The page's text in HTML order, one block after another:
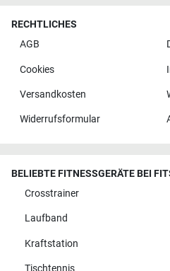
RECHTLICHES
AGB
Cookies
Versandkosten
Widerrufsformular
BELIEBTE FITNESSGERÄTE BEI
Crosstrainer
Laufband
Kraftstation
Tischtennis